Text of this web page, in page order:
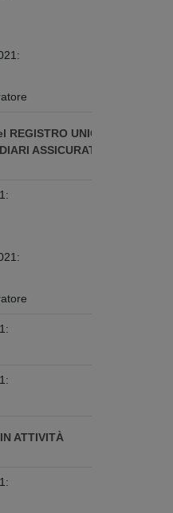
UNICO
ASSICURATIVI
ATTIVITÀ